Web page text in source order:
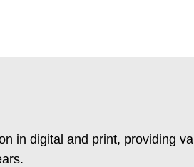
in digital and print, providing